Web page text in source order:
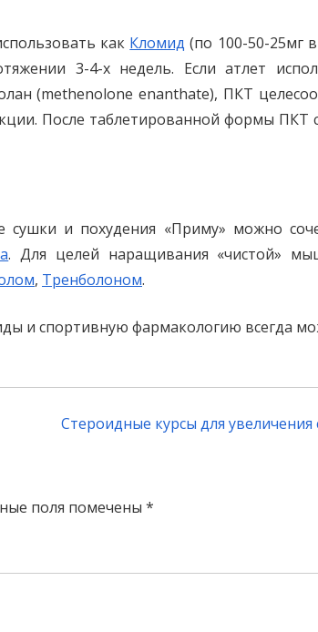
как Кломид (по 100-50-25мг в
3-4-х недель. Если атлет
(methenolone enanthate), ПКТ
После таблетированной формы ПКТ
сушки и похудения «Приму» можно
. Для целей наращивания «чистой»
, Тренболоном.
и спортивную фармакологию всегда
Стероидные курсы для увеличения
поля помечены *